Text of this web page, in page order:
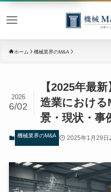
ホーム 機械業界のM&A
【2025年最
造業における
景・現状・事
2026
6/02
機械業界のM&A 2025年1月29日